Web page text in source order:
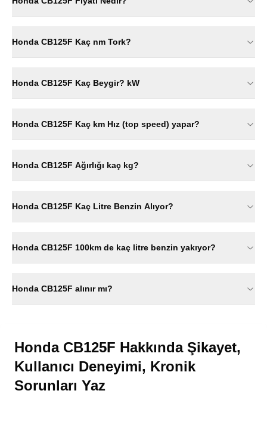
Honda CB125F Kaç nm Tork?
Honda CB125F Kaç Beygir? kW
Honda CB125F Kaç km Hız (top speed) yapar?
Honda CB125F Ağırlığı kaç kg?
Honda CB125F Kaç Litre Benzin Alıyor?
Honda CB125F 100km de kaç litre benzin yakıyor?
Honda CB125F alınır mı?
Honda CB125F Hakkında Şikayet,
Kullanıcı Deneyimi, Kronik
Sorunları Yaz